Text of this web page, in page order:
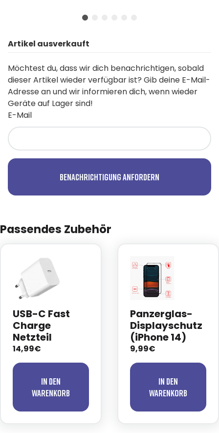
Artikel ausverkauft
Möchtest du, dass wir dich benachrichtigen, sobald
dieser Artikel wieder verfügbar ist? Gib deine E-Mail-
Adresse an und wir informieren dich, wenn wieder
Geräte auf Lager sind!
E-Mail
Benachrichtigung anfordern
Passendes Zubehör
USB-C Fast
Charge
Netzteil
14,99€
In den
Warenkorb
Panzerglas-
Displayschutz
(iPhone 14)
9,99€
In den
Warenkorb